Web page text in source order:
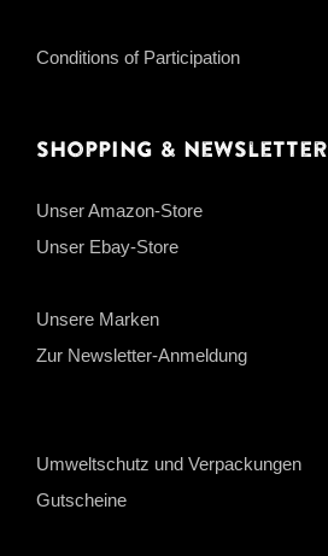
Conditions of Participation
Shopping & Newsletter
Unser Amazon-Store
Unser Ebay-Store
Unsere Marken
Zur Newsletter-Anmeldung
Umweltschutz und Verpackungen
Gutscheine